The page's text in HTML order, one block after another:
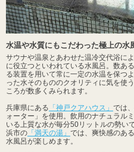
水温や水質にもこだわった極上の水
サウナや温泉とあわせた温冷交代浴に
に役立つといわれている水風呂。数あ
る装置を用いて常に一定の水温を保つ
った水そのもののクオリティに気を使
ころが数多くみられます。
兵庫県にある 「神戸クアハウス」 では
ォーター」を使用。飲用のナチュラル
いる上質な水が毎分50リットルの勢い
浜市の 「満天の湯」 では、爽快感のあ
水風呂が楽しめます。